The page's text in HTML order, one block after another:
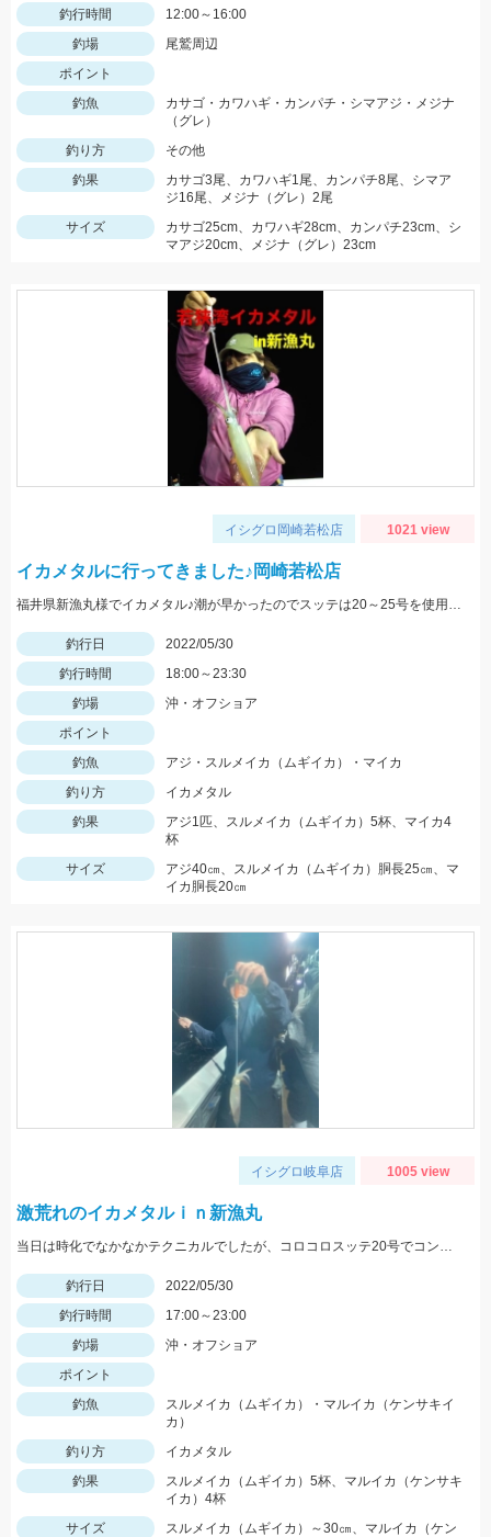
釣行時間
12:00～16:00
釣場
尾鷲周辺
ポイント
釣魚
カサゴ・カワハギ・カンパチ・シマアジ・メジナ
（グレ）
釣り方
その他
釣果
カサゴ3尾、カワハギ1尾、カンパチ8尾、シマア
ジ16尾、メジナ（グレ）2尾
サイズ
カサゴ25cm、カワハギ28cm、カンパチ23cm、シ
マアジ20cm、メジナ（グレ）23cm
イシグロ岡崎若松店 1021 view
イカメタルに行ってきました♪岡崎若松店
福井県新漁丸様でイカメタル♪潮が早かったのでスッテは20～25号を使用。カラーは明るめが良かったです。
釣行日
2022/05/30
釣行時間
18:00～23:30
釣場
沖・オフショア
ポイント
釣魚
アジ・スルメイカ（ムギイカ）・マイカ
釣り方
イカメタル
釣果
アジ1匹、スルメイカ（ムギイカ）5杯、マイカ4
杯
サイズ
アジ40㎝、スルメイカ（ムギイカ）胴長25㎝、マ
イカ胴長20㎝
イシグロ岐阜店 1005 view
激荒れのイカメタルｉｎ新漁丸
当日は時化でなかなかテクニカルでしたが、コロコロスッテ20号でコンスタントに釣る事が出来ました！
釣行日
2022/05/30
釣行時間
17:00～23:00
釣場
沖・オフショア
ポイント
釣魚
スルメイカ（ムギイカ）・マルイカ（ケンサキイ
カ）
釣り方
イカメタル
釣果
スルメイカ（ムギイカ）5杯、マルイカ（ケンサキ
イカ）4杯
サイズ
スルメイカ（ムギイカ）～30㎝、マルイカ（ケン